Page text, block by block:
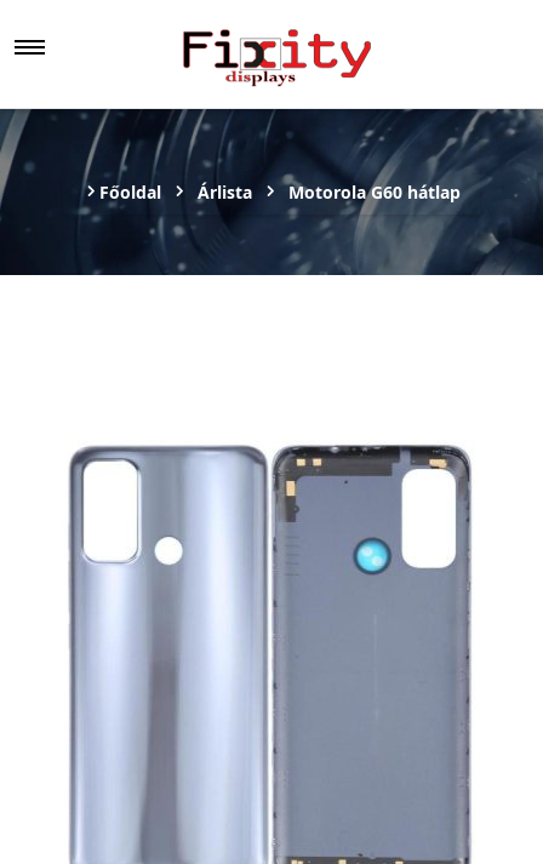
Főoldal Árlista Motorola G60 hátlap